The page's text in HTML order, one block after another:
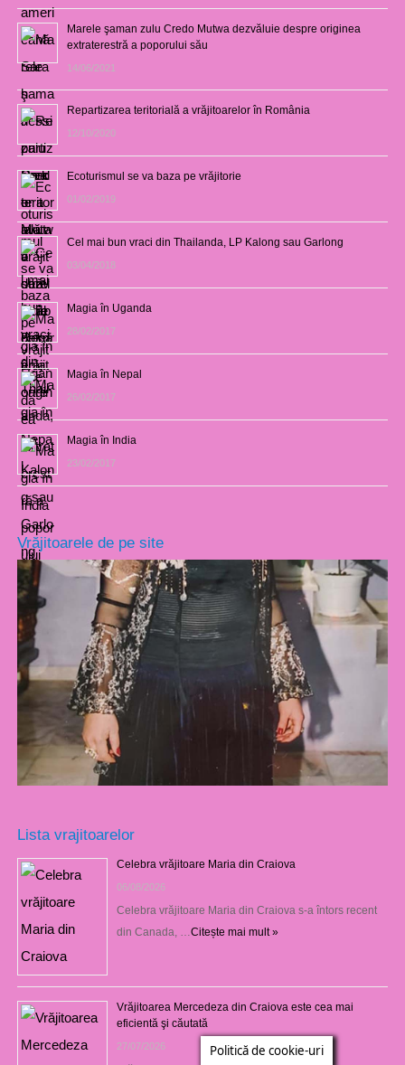
Marele şaman zulu Credo Mutwa dezvăluie despre originea
extraterestră a poporului său
14/06/2021
Repartizarea teritorială a vrăjitoarelor în România
12/10/2020
Ecoturismul se va baza pe vrăjitorie
01/02/2019
Cel mai bun vraci din Thailanda, LP Kalong sau Garlong
03/04/2018
Magia în Uganda
28/02/2017
Magia în Nepal
26/02/2017
Magia în India
23/02/2017
Vrăjitoarele de pe site
Lista vrajitoarelor
Celebra vrăjitoare Maria din Craiova
06/08/2026
Celebra vrăjitoare Maria din Craiova s-a întors recent
din Canada, … Citește mai mult »
Vrăjitoarea Mercedeza din Craiova este cea mai
eficientă şi căutată
27/07/2026 Politică de cookie-uri